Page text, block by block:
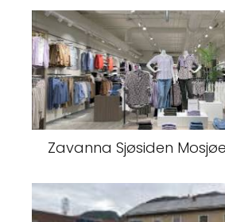
Zavanna Sjøsiden